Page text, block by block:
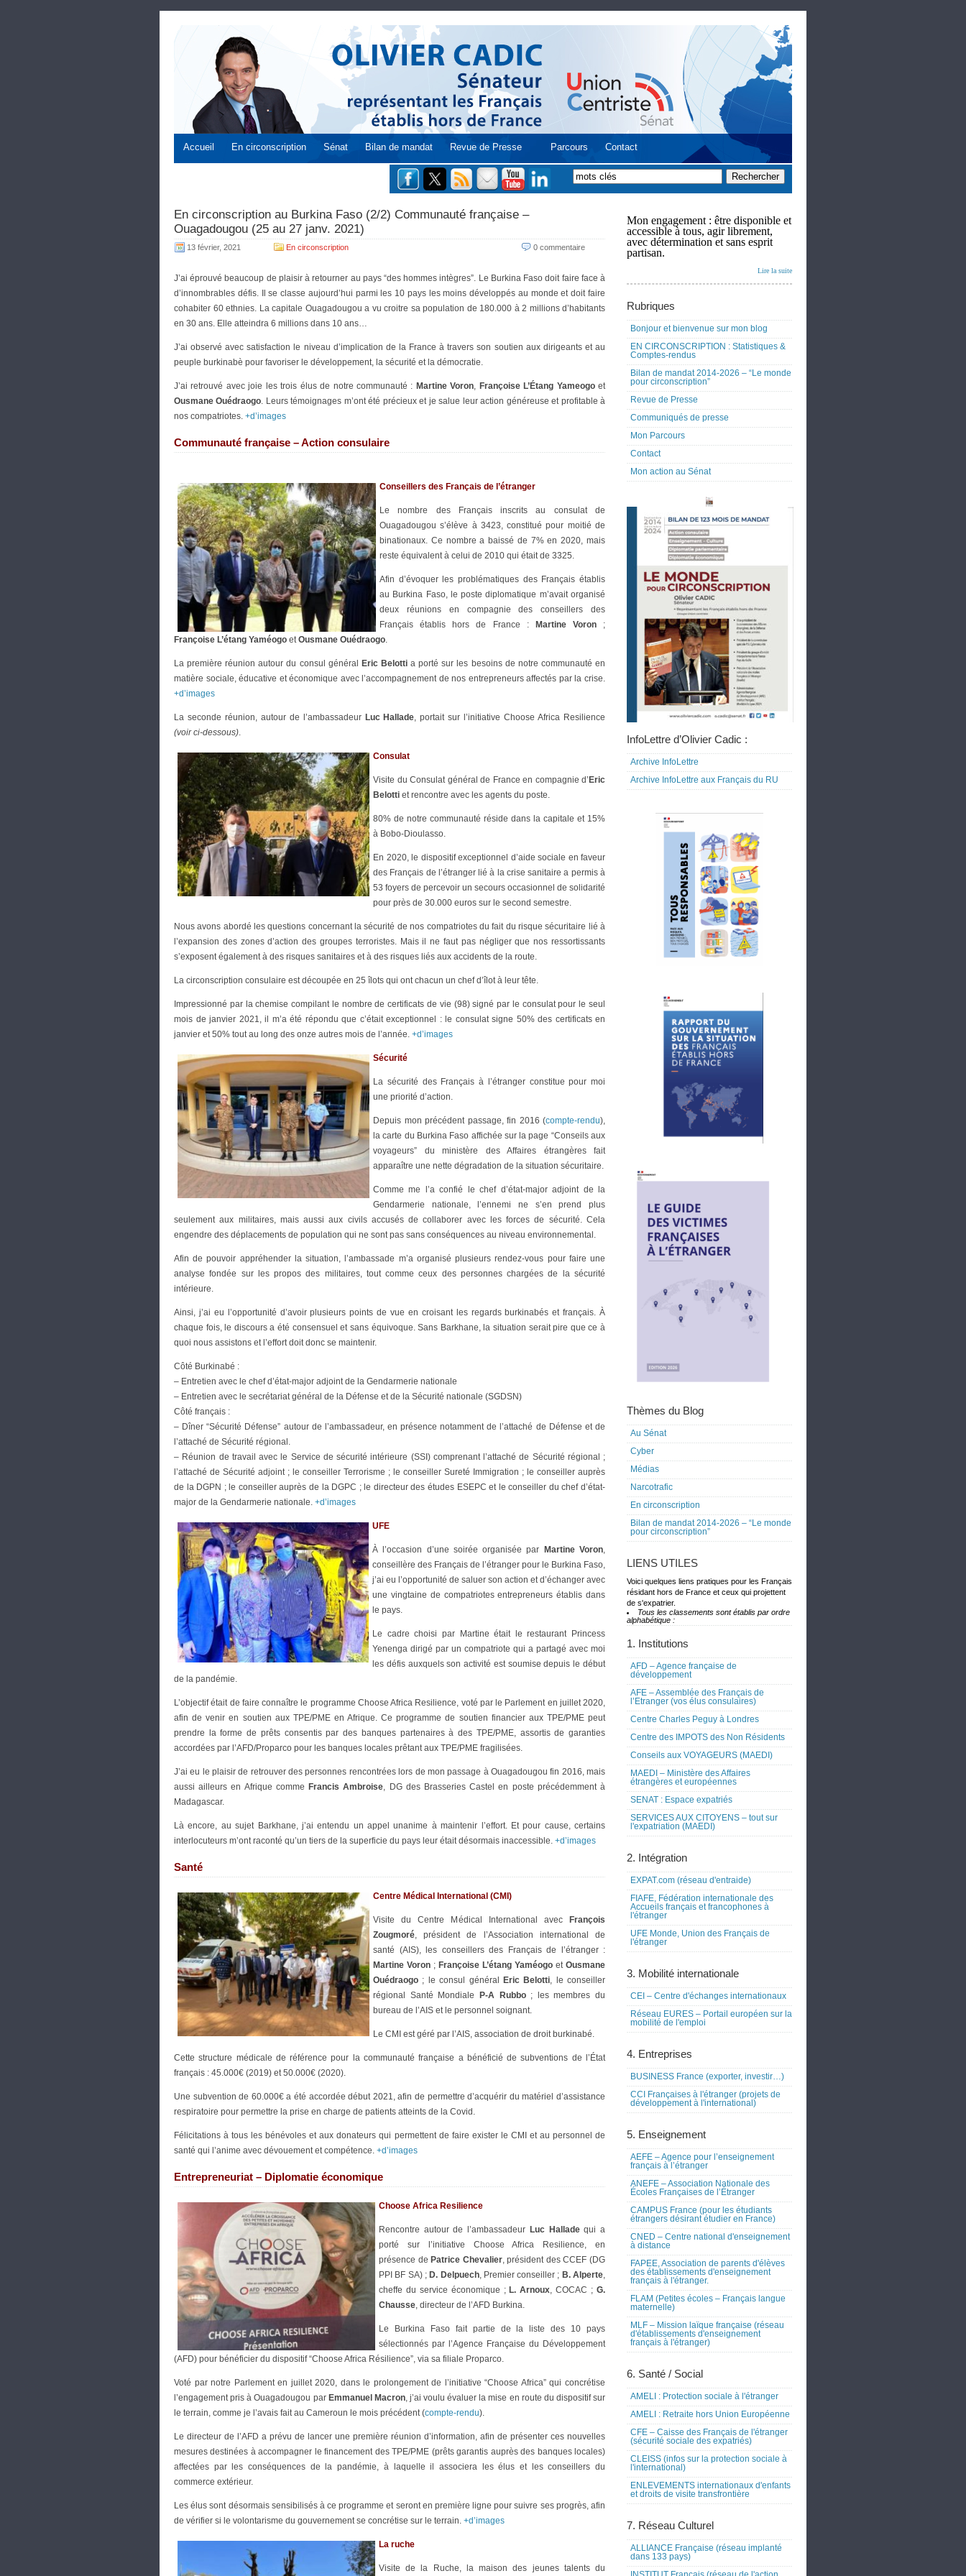
Accueil En circonscription Sénat Bilan de mandat Revue de Presse Parcours Contact
En circonscription au Burkina Faso (2/2) Communauté française –
Ouagadougou (25 au 27 janv. 2021)
13 février, 2021 En circonscription 0 commentaire
J’ai éprouvé beaucoup de plaisir à retourner au pays “des hommes intègres”. Le Burkina Faso doit faire face à
d’innombrables défis. Il se classe aujourd’hui parmi les 10 pays les moins développés au monde et doit faire
cohabiter 60 ethnies. La capitale Ouagadougou a vu croitre sa population de 180.000 à 2 millions d’habitants
en 30 ans. Elle atteindra 6 millions dans 10 ans…
J’ai observé avec satisfaction le niveau d’implication de la France à travers son soutien aux dirigeants et au
peuple burkinabè pour favoriser le développement, la sécurité et la démocratie.
J’ai retrouvé avec joie les trois élus de notre communauté : Martine Voron, Françoise L’Étang Yameogoet
Ousmane Ouédraogo. Leurs témoignages m’ont été précieux et je salue leur action généreuse et profitable à
nos compatriotes. +d’images
Communauté française – Action consulaire
Conseillers des Français de l’étranger
Le nombre des Français inscrits au consulat de
Ouagadougou s’élève à 3423, constitué pour moitié de
binationaux. Ce nombre a baissé de 7% en 2020, mais
reste équivalent à celui de 2010 qui était de 3325.
Afin d’évoquer les problématiques des Français établis
au Burkina Faso, le poste diplomatique m’avait organisé
deux réunions en compagnie des conseillers des
Français établis hors de France :
Martine Voron;
Françoise L’étang Yaméogo etOusmane Ouédraogo.
La première réunion autour du consul général Eric Belottia porté sur les besoins de notre communauté en
matière sociale, éducative et économique avec l’accompagnement de nos entrepreneurs affectés par la crise.
+d’images
La seconde réunion, autour de l’ambassadeur Luc Hallade, portait sur l’initiative Choose Africa Resilience
(voir ci-dessous).
Consulat
Visite du Consulat général de France en compagnie d’ Eric
Belotti et rencontre avec les agents du poste.
80% de notre communauté réside dans la capitale et 15%
à Bobo-Dioulasso.
En 2020, le dispositif exceptionnel d’aide sociale en faveur
des Français de l’étranger lié à la crise sanitaire a permis à
53 foyers de percevoir un secours occasionnel de solidarité
pour près de 30.000 euros sur le second semestre.
Nous avons abordé les questions concernant la sécurité de nos compatriotes du fait du risque sécuritaire lié à
l’expansion des zones d’action des groupes terroristes. Mais il ne faut pas négliger que nos ressortissants
s’exposent également à des risques sanitaires et à des risques liés aux accidents de la route.
La circonscription consulaire est découpée en 25 îlots qui ont chacun un chef d’îlot à leur tête.
Impressionné par la chemise compilant le nombre de certificats de vie (98) signé par le consulat pour le seul
mois de janvier 2021, il m’a été répondu que c’était exceptionnel : le consulat signe 50% des certificats en
janvier et 50% tout au long des onze autres mois de l’année. +d’images
Sécurité
La sécurité des Français à l’étranger constitue pour moi
une priorité d’action.
Depuis mon précédent passage, fin 2016 (compte-rendu),
la carte du Burkina Faso affichée sur la page “Conseils aux
voyageurs” du ministère des Affaires étrangères fait
apparaître une nette dégradation de la situation sécuritaire.
Comme me l’a confié le chef d’état-major adjoint de la
Gendarmerie nationale, l’ennemi ne s’en prend plus
seulement aux militaires, mais aussi aux civils accusés de collaborer avec les forces de sécurité. Cela
engendre des déplacements de population qui ne sont pas sans conséquences au niveau environnemental.
Afin de pouvoir appréhender la situation, l’ambassade m’a organisé plusieurs rendez-vous pour faire une
analyse fondée sur les propos des militaires, tout comme ceux des personnes chargées de la sécurité
intérieure.
Ainsi, j’ai eu l’opportunité d’avoir plusieurs points de vue en croisant les regards burkinabés et français. À
chaque fois, le discours a été consensuel et sans équivoque. Sans Barkhane, la situation serait pire que ce à
quoi nous assistons et l’effort doit donc se maintenir.
Côté Burkinabé :
– Entretien avec le chef d’état-major adjoint de la Gendarmerie nationale
– Entretien avec le secrétariat général de la Défense et de la Sécurité nationale (SGDSN)
Côté français :
– Dîner “Sécurité Défense” autour de l’ambassadeur, en présence notamment de l’attaché de Défense et de
l’attaché de Sécurité régional.
– Réunion de travail avec le Service de sécurité intérieure (SSI) comprenant l’attaché de Sécurité régional ;
l’attaché de Sécurité adjoint ; le conseiller Terrorisme ; le conseiller Sureté Immigration ; le conseiller auprès
de la DGPN ; le conseiller auprès de la DGPC ; le directeur des études ESEPC et le conseiller du chef d’état-
major de la Gendarmerie nationale. +d’images
UFE
À l’occasion d’une soirée organisée par Martine Voron,
conseillère des Français de l’étranger pour le Burkina Faso,
j’ai eu l’opportunité de saluer son action et d’échanger avec
une vingtaine de compatriotes entrepreneurs établis dans
le pays.
Le cadre choisi par Martine était le restaurant Princess
Yenenga dirigé par un compatriote qui a partagé avec moi
les défis auxquels son activité est soumise depuis le début
de la pandémie.
L’objectif était de faire connaître le programme Choose Africa Resilience, voté par le Parlement en juillet 2020,
afin de venir en soutien aux TPE/PME en Afrique. Ce programme de soutien financier aux TPE/PME peut
prendre la forme de prêts consentis par des banques partenaires à des TPE/PME, assortis de garanties
accordées par l’AFD/Proparco pour les banques locales prêtant aux TPE/PME fragilisées.
J’ai eu le plaisir de retrouver des personnes rencontrées lors de mon passage à Ouagadougou fin 2016, mais
aussi ailleurs en Afrique comme Francis Ambroise, DG des Brasseries Castel en poste précédemment à
Madagascar.
Là encore, au sujet Barkhane, j’ai entendu un appel unanime à maintenir l’effort. Et pour cause, certains
interlocuteurs m’ont raconté qu’un tiers de la superficie du pays leur était désormais inaccessible. +d’images
Santé
Centre Médical International (CMI)
Visite du Centre Médical International avec
François
Zougmoré, président de l’Association international de
santé (AIS), les conseillers des Français de l’étranger :
Martine Voron ; Françoise L’étang Yaméogo et Ousmane
Ouédraogo ; le consul général Eric Belotti, le conseiller
régional Santé Mondiale
P-A Rubbo; les membres du
bureau de l’AIS et le personnel soignant.
Le CMI est géré par l’AIS, association de droit burkinabé.
Cette structure médicale de référence pour la communauté française a bénéficié de subventions de l’État
français : 45.000€ (2019) et 50.000€ (2020).
Une subvention de 60.000€ a été accordée début 2021, afin de permettre d’acquérir du matériel d’assistance
respiratoire pour permettre la prise en charge de patients atteints de la Covid.
Félicitations à tous les bénévoles et aux donateurs qui permettent de faire exister le CMI et au personnel de
santé qui l’anime avec dévouement et compétence. +d’images
Entrepreneuriat – Diplomatie économique
Choose Africa Resilience
Rencontre autour de l’ambassadeur Luc Halladequi a
porté sur l’initiative Choose Africa Resilience, en
présence de Patrice Chevalier, président des CCEF (DG
PPI BF SA) ; D. Delpuech, Premier conseiller ; B. Alperte,
cheffe du service économique ; L. Arnoux, COCAC ;G.
Chausse, directeur de l’AFD Burkina.
Le Burkina Faso fait partie de la liste des 10 pays
sélectionnés par l’Agence Française du Développement
(AFD) pour bénéficier du dispositif “Choose Africa Résilience”, via sa filiale Proparco.
Voté par notre Parlement en juillet 2020, dans le prolongement de l’initiative “Choose Africa” qui concrétise
l’engagement pris à Ouagadougou par Emmanuel Macron, j’ai voulu évaluer la mise en route du dispositif sur
le terrain, comme je l’avais fait au Cameroun le mois précédent (compte-rendu).
Le directeur de l’AFD a prévu de lancer une première réunion d’information, afin de présenter ces nouvelles
mesures destinées à accompagner le financement des TPE/PME (prêts garantis auprès des banques locales)
affectées par les conséquences de la pandémie, à laquelle il associera les élus et les conseillers du
commerce extérieur.
Les élus sont désormais sensibilisés à ce programme et seront en première ligne pour suivre ses progrès, afin
de vérifier si le volontarisme du gouvernement se concrétise sur le terrain. +d’images
La ruche
Visite de la Ruche, la maison des jeunes talents du
Mon engagement : être disponible et
accessible à tous, agir librement,
avec détermination et sans esprit
partisan.
Lire la suite
Rubriques
Bonjour et bienvenue sur mon blog
EN CIRCONSCRIPTION : Statistiques &
Comptes-rendus
Bilan de mandat 2014-2026 – “Le monde
pour circonscription”
Revue de Presse
Communiqués de presse
Mon Parcours
Contact
Mon action au Sénat
InfoLettre d’Olivier Cadic :
Archive InfoLettre
Archive InfoLettre aux Français du RU
Thèmes du Blog
Au Sénat
Cyber
Médias
Narcotrafic
En circonscription
Bilan de mandat 2014-2026 – “Le monde
pour circonscription”
LIENS UTILES
Voici quelques liens pratiques pour les Français
résidant hors de France et ceux qui projettent
de s'expatrier.
Tous les classements sont établis par ordre
alphabétique :
1. Institutions
AFD – Agence française de
développement
AFE – Assemblée des Français de
l’Etranger (vos élus consulaires)
Centre Charles Peguy à Londres
Centre des IMPOTS des Non Résidents
Conseils aux VOYAGEURS (MAEDI)
MAEDI – Ministère des Affaires
étrangères et européennes
SENAT : Espace expatriés
SERVICES AUX CITOYENS – tout sur
l'expatriation (MAEDI)
2. Intégration
EXPAT.com (réseau d'entraide)
FIAFE, Fédération internationale des
Accueils français et francophones à
l'étranger
UFE Monde, Union des Français de
l'étranger
3. Mobilité internationale
CEI – Centre d'échanges internationaux
Réseau EURES – Portail européen sur la
mobilité de l'emploi
4. Entreprises
BUSINESS France (exporter, investir…)
CCI Françaises à l'étranger (projets de
développement à l'international)
5. Enseignement
AEFE – Agence pour l’enseignement
français à l’étranger
ANEFE – Association Nationale des
Écoles Françaises de l’Étranger
CAMPUS France (pour les étudiants
étrangers désirant étudier en France)
CNED – Centre national d'enseignement
à distance
FAPEE, Association de parents d'élèves
des établissements d'enseignement
français à l'étranger.
FLAM (Petites écoles – Français langue
maternelle)
MLF – Mission laïque française (réseau
d'établissements d'enseignement
français à l'étranger)
6. Santé / Social
AMELI : Protection sociale à l'étranger
AMELI : Retraite hors Union Européenne
CFE – Caisse des Français de l'étranger
(sécurité sociale des expatriés)
CLEISS (infos sur la protection sociale à
l'international)
ENLEVEMENTS internationaux d'enfants
et droits de visite transfrontière
7. Réseau Culturel
ALLIANCE Française (réseau implanté
dans 133 pays)